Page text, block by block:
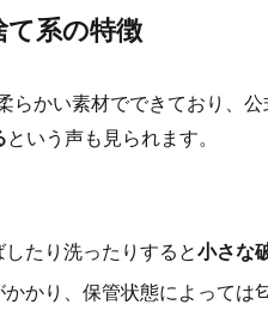
て系の特徴
らかい素材でできており、
という声も見られます。
たり洗ったりすると小さな
かり、保管状態によっては